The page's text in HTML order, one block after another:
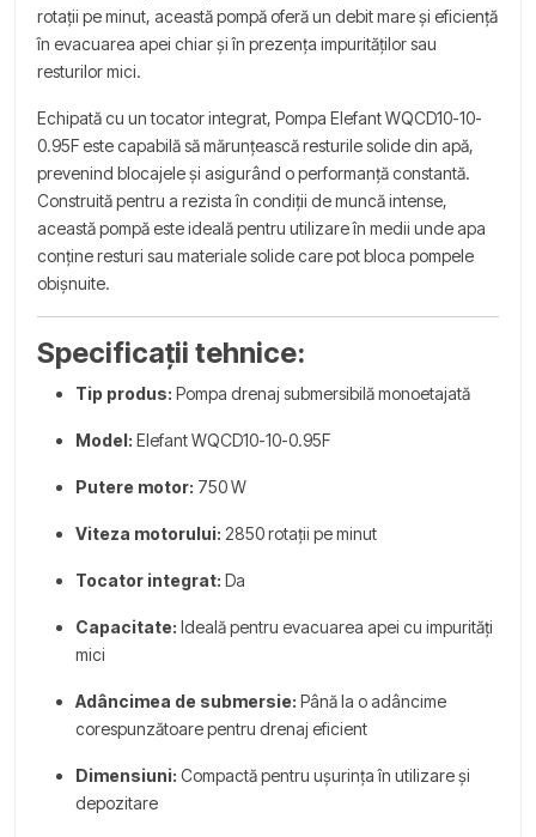
rotații pe minut, această pompă oferă un debit mare și eficiență
în evacuarea apei chiar și în prezența impurităților sau
resturilor mici.
Echipată cu un tocator integrat, Pompa Elefant WQCD10-10-
0.95F este capabilă să mărunțească resturile solide din apă,
prevenind blocajele și asigurând o performanță constantă.
Construită pentru a rezista în condiții de muncă intense,
această pompă este ideală pentru utilizare în medii unde apa
conține resturi sau materiale solide care pot bloca pompele
obișnuite.
Specificații tehnice:
Tip produs: Pompa drenaj submersibilă monoetajată
Model: Elefant WQCD10-10-0.95F
Putere motor: 750 W
Viteza motorului: 2850 rotații pe minut
Tocator integrat: Da
Capacitate: Ideală pentru evacuarea apei cu impurități
mici
Adâncimea de submersie: Până la o adâncime
corespunzătoare pentru drenaj eficient
Dimensiuni: Compactă pentru ușurința în utilizare și
depozitare